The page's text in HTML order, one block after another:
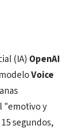
(IA) OpenAI
Voice
"emotivo y
segundos,